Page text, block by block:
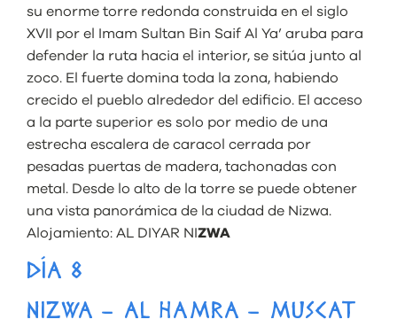
su enorme torre redonda construida en el siglo
XVII por el Imam Sultan Bin Saif Al Ya’ aruba para
defender la ruta hacia el interior, se sitúa junto al
zoco. El fuerte domina toda la zona, habiendo
crecido el pueblo alrededor del edificio. El acceso
a la parte superior es solo por medio de una
estrecha escalera de caracol cerrada por
pesadas puertas de madera, tachonadas con
metal. Desde lo alto de la torre se puede obtener
una vista panorámica de la ciudad de Nizwa.
Alojamiento: AL DIYAR NIZWA
DÍA 8
NIZWA – AL HAMRA – MUSCAT